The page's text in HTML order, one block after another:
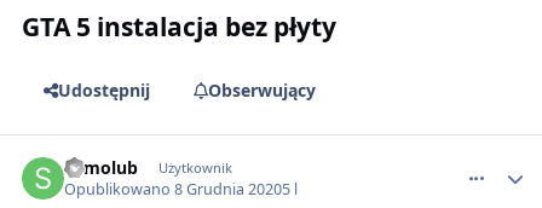
GTA 5 instalacja bez płyty
Udostępnij Obserwujący
Samolub Użytkownik
Opublikowano8 Grudnia 20205 l